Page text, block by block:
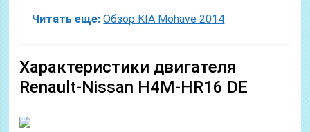
Читать еще: Обзор KIA Mohave 2014
Характеристики двигателя
Renault-Nissan H4M-HR16 DE